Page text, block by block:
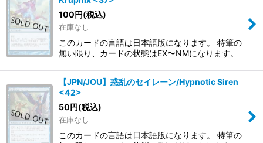
100円(税込)
在庫なし
このカードの言語は日本語版になります。 特筆の
無い限り、カードの状態はEX〜NMになります。
【JPN/JOU】惑乱のセイレーン/Hypnotic Siren
<42>
50円(税込)
在庫なし
このカードの言語は日本語版になります。 特筆の